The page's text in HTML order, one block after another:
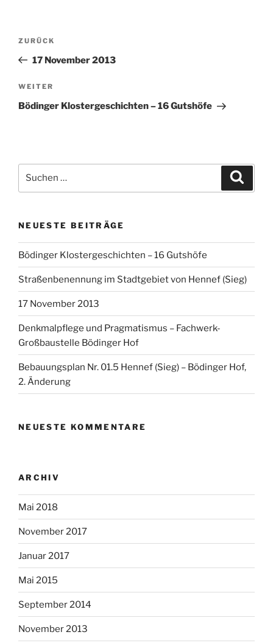
Beitragsnavigation
Vorheriger
Beitrag
ZURÜCK
17 November 2013
Nächster
Beitrag
WEITER
Bödinger Klostergeschichten – 16 Gutshöfe
nach:
NEUESTE BEITRÄGE
Bödinger Klostergeschichten – 16 Gutshöfe
Straßenbenennung im Stadtgebiet von Hennef (Sieg)
17 November 2013
Denkmalpflege und Pragmatismus – Fachwerk-
Großbaustelle Bödinger Hof
Bebauungsplan Nr. 01.5 Hennef (Sieg) – Bödinger Hof,
2. Änderung
NEUESTE KOMMENTARE
ARCHIV
Mai 2018
November 2017
Januar 2017
Mai 2015
September 2014
November 2013